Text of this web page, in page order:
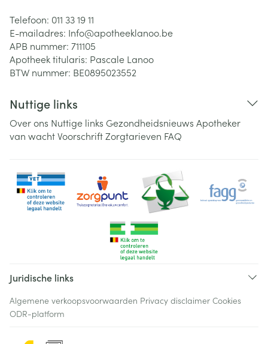
Telefoon: 011 33 19 11
E-mailadres: Info@apotheeklanoo.be
APB nummer: 711105
Apotheek titularis: Pascale Lanoo
BTW nummer: BE0895023552
Nuttige links
Over ons Nuttige links Gezondheidsnieuws Apotheker
van wachtVoorschriftZorgtarieven FAQ
Juridische links
Algemene verkoopsvoorwaarden Privacy disclaimer Cookies
ODR-platform